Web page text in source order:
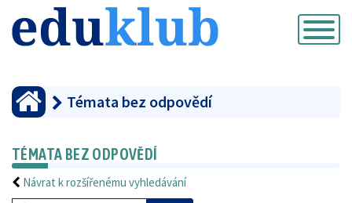
Přepnout
navigaci
Témata bez odpovědí
TÉMATA BEZ ODPOVĚDÍ
Návrat k rozšířenému vyhledávání